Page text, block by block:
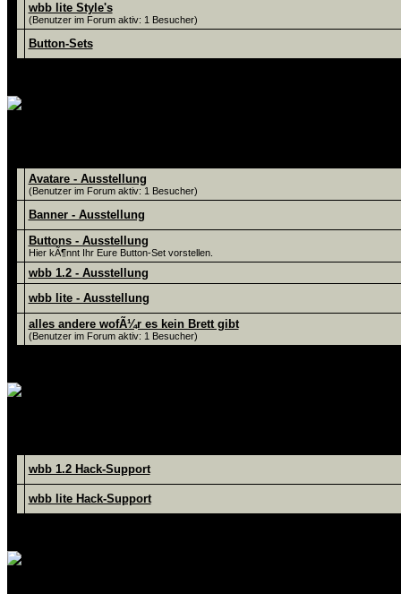
wbb lite Style's
(Benutzer im Forum aktiv: 1 Besucher)
Button-Sets
Avatare - Ausstellung
(Benutzer im Forum aktiv: 1 Besucher)
Banner - Ausstellung
Buttons - Ausstellung
Hier kÃ¶nnt Ihr Eure Button-Set vorstellen.
wbb 1.2 - Ausstellung
wbb lite - Ausstellung
alles andere wofÃ¼r es kein Brett gibt
(Benutzer im Forum aktiv: 1 Besucher)
wbb 1.2 Hack-Support
wbb lite Hack-Support